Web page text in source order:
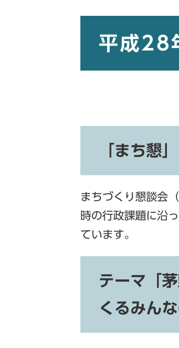
平成28
「まち懇
まちづくり懇談会
時の行政課題に沿
ています。
テーマ「
くるみん